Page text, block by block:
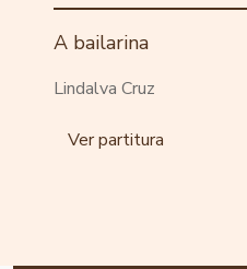
A bailarina
Lindalva Cruz
Ver partitura